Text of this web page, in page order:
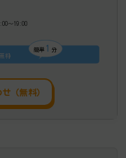
～19:00
料）
簡単 分
1
（無料）